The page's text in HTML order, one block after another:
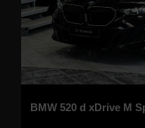
BMW 520 d xDrive M